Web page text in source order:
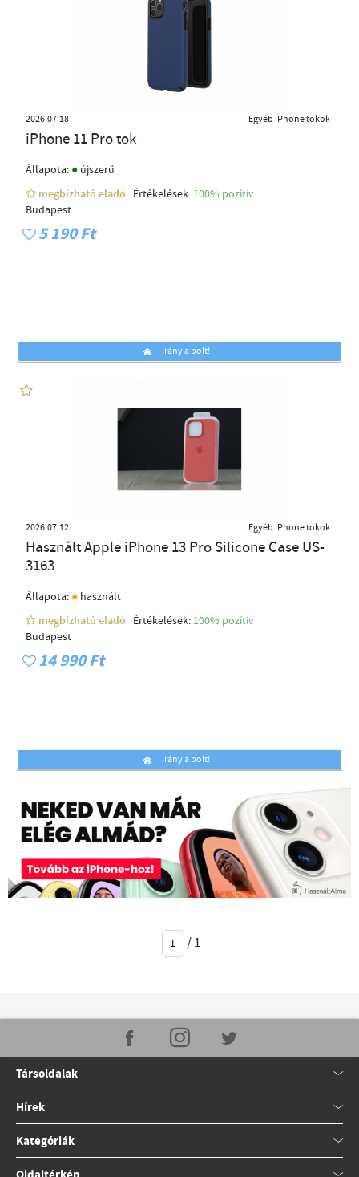
2026.07.18 Egyéb iPhone tokok
iPhone 11 Pro tok
Állapota: ● újszerű
megbízható eladó
Értékelések: 100% pozítiv
Budapest
5 190 Ft
Irány a bolt!
2026.07.12 Egyéb iPhone tokok
Használt Apple iPhone 13 Pro Silicone Case US-
3163
Állapota: ● használt
megbízható eladó
Értékelések: 100% pozítiv
Budapest
14 990 Ft
Irány a bolt!
/1
Társoldalak
Hírek
Kategóriák